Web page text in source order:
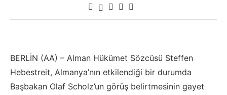
BERLİN (AA) – Alman Hükümet Sözcüsü Steffen
Hebestreit, Almanya’nın etkilendiği bir durumda
Başbakan Olaf Scholz’un görüş belirtmesinin gayet